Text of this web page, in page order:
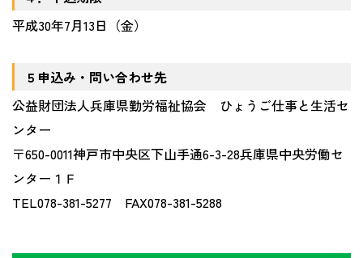
平成30年7月13日（金）
５申込み・問い合わせ先
公益財団法人兵庫県勤労福祉協会 ひょうご仕事と生活セ
ンター
〒650-0011神戸市中央区下山手通6-3-28兵庫県中央労働セ
ンター１Ｆ
TEL078-381-5277 FAX078-381-5288